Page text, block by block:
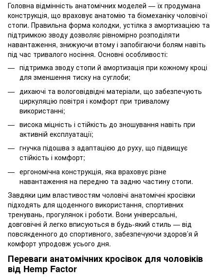
Головна відмінність анатомічних моделей — їх продумана
конструкція, що враховує анатомію та біомеханіку чоловічої
стопи. Правильна форма колодки, устілка з амортизацією та
підтримкою зводу дозволяє рівномірно розподіляти
навантаження, знижуючи втому і запобігаючи болям навіть
під час тривалого носіння. Основні особливості:
підтримка зводу стопи й амортизація при кожному кроці
для зменшення тиску на суглоби;
дихаючі та вологовідвідні матеріали, що забезпечують
циркуляцію повітря і комфорт при тривалому
використанні;
висока міцність і стійкість до зношування навіть при
активній експлуатації;
гнучка підошва з адаптацією до руху, що підвищує
стійкість і комфорт;
ергономічна конструкція, яка враховує різне
навантаження на передню та задню частину стопи.
Завдяки цим властивостям чоловічі анатомічні кросівки
підходять для щоденного використання, спортивних
тренувань, прогулянок і роботи. Вони універсальні,
довговічні й легко вписуються в будь-який стиль — від
повсякденного до спортивного, забезпечуючи здоров’я й
комфорт упродовж усього дня.
Переваги анатомічних кросівок для чоловіків
від Hemp Factor